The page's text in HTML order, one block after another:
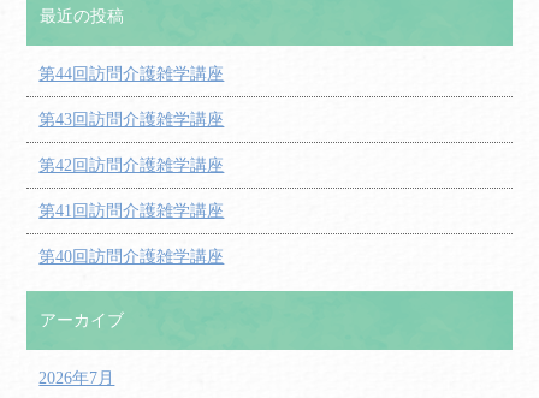
最近の投稿
第44回訪問介護雑学講座
第43回訪問介護雑学講座
第42回訪問介護雑学講座
第41回訪問介護雑学講座
第40回訪問介護雑学講座
アーカイブ
2026年7月